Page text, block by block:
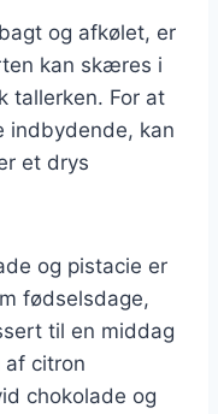
og afkølet, er
kan skæres i
tallerken. For at
indbydende, kan
et drys
og pistacie er
fødselsdage,
til en middag
af citron
chokolade og